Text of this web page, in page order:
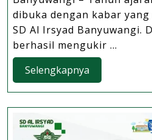
dibuka dengan kabar
SD Al Irsyad Banyuwangi.
berhasil mengukir ...
Selengkapnya